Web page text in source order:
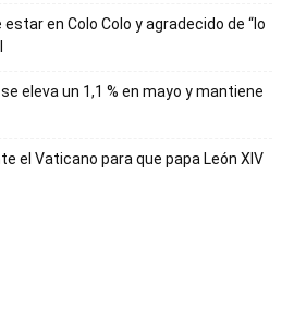
estar en Colo Colo y agradecido de “lo
eleva un 1,1 % en mayo y mantiene
el Vaticano para que papa León XIV